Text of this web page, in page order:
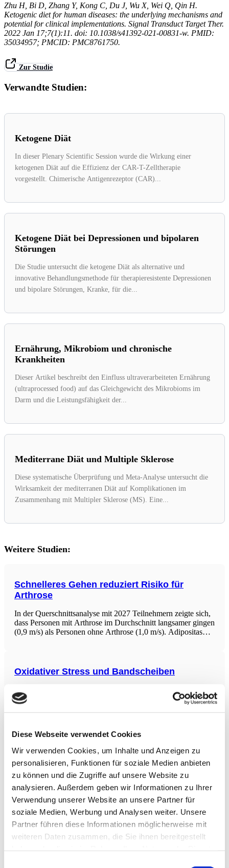
Diese Webseite verwendet Cookies
Wir verwenden Cookies, um Inhalte und Anzeigen zu
personalisieren, Funktionen für soziale Medien anbieten
zu können und die Zugriffe auf unsere Website zu
analysieren. Außerdem geben wir Informationen zu Ihrer
Verwendung unserer Website an unsere Partner für
soziale Medien, Werbung und Analysen weiter. Unsere
Partner führen diese Informationen möglicherweise mit
weiteren Daten zusammen, die Sie ihnen bereitgestellt
Zhu H, Bi D, Zhang Y, Kong C, Du J, Wu X, Wei Q, Qin H.
Ketogenic diet for human diseases: the underlying mechanisms and
potential for clinical implementations. Signal Transduct Target Ther.
2022 Jan 17;7(1):11. doi: 10.1038/s41392-021-00831-w. PMID:
35034957; PMCID: PMC8761750.
Zur Studie
Verwandte Studien:
Ketogene Diät
In dieser Plenary Scientific Session wurde die Wirkung einer
ketogenen Diät auf die Effizienz der CAR-T-Zelltherapie
vorgestellt. Chimerische Antigenrezeptor (CAR)...
Ketogene Diät bei Depressionen und bipolaren
Störungen
Die Studie untersucht die ketogene Diät als alternative und
innovative Behandlungsmethode für therapieresistente Depressionen
und bipolare Störungen, Kranke, für die...
Ernährung, Mikrobiom und chronische
Krankheiten
Dieser Artikel beschreibt den Einfluss ultraverarbeiteten Ernährung
(ultraprocessed food) auf das Gleichgewicht des Mikrobioms im
Darm und die Leistungsfähigkeit der...
Mediterrane Diät und Multiple Sklerose
Diese systematische Überprüfung und Meta-Analyse untersucht die
Wirksamkeit der mediterranen Diät auf Komplikationen im
Zusammenhang mit Multipler Sklerose (MS). Eine...
Weitere Studien:
Schnelleres Gehen reduziert Risiko für
Arthrose
In der Querschnittsanalyse mit 2027 Teilnehmern zeigte sich,
dass Personen mit Arthrose im Durchschnitt langsamer gingen
(0,9 m/s) als Personen ohne Arthrose (1,0 m/s). Adipositas
Oxidativer Stress und Bandscheiben
Die Studie mit dem Titel „Die Rolle von oxidativem Stress bei
mitochondrialer Dysfunktion und deren Bedeutung für die
Bandscheiben (IVDD). Die
Smartphone-Nutzungsdauer & psychische
Gesundheit
Die Studie, ein randomisierter kontrollierter Versuch,
untersuchte die Auswirkungen der Reduzierung der
Smartphone-Nutzungsdauer auf die psychische Gesundheit
bei 111 gesunden Studenten. Der Interventionsgruppe wurde
auferlegt, die Bildschirmzeit für drei Wochen auf maximal
zwei Stunden pro Tag zu beschränken. Die Ergebnisse
Isoliertes Widerstandstraining (isolated